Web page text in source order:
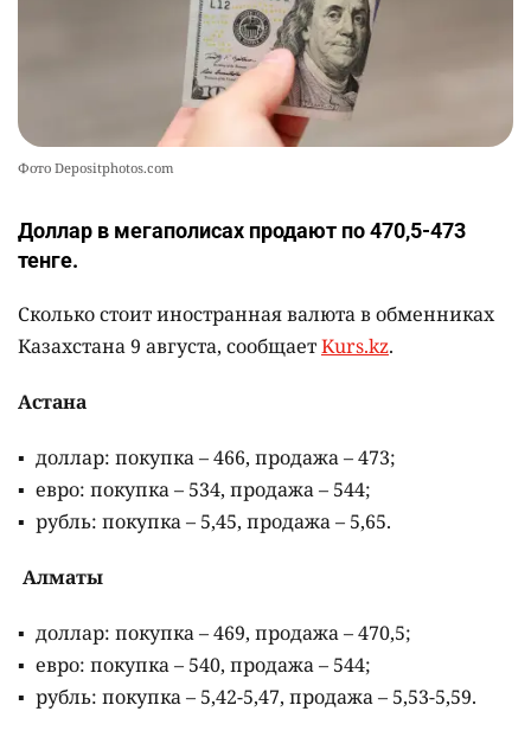
Александры Алёховой
0 29
Фото Depositphotos.com
Доллар в мегаполисах продают по 470,5-473
тенге.
Сколько стоит иностранная валюта в обменниках
Казахстана 9 августа, сообщаетKurs.kz.
Астана
доллар: покупка – 466, продажа – 473;
евро: покупка – 534, продажа – 544;
рубль: покупка – 5,45, продажа – 5,65.
Алматы
доллар: покупка – 469, продажа – 470,5;
евро: покупка – 540, продажа – 544;
рубль: покупка – 5,42-5,47, продажа – 5,53-5,59.